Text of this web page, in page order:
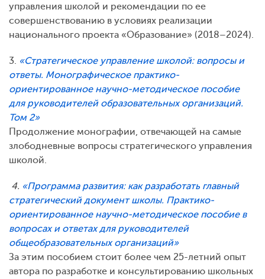
управления школой и рекомендации по ее
совершенствованию в условиях реализации
национального проекта «Образование» (2018–2024).
3. «Стратегическое управление школой: вопросы и
ответы. Монографическое практико-
ориентированное научно-методическое пособие
для руководителей образовательных организаций.
Том 2»
Продолжение монографии, отвечающей на самые
злободневные вопросы стратегического управления
школой.
4. «Программа развития: как разработать главный
стратегический документ школы. Практико-
ориентированное научно-методическое пособие в
вопросах и ответах для руководителей
общеобразовательных организаций»
За этим пособием стоит более чем 25-летний опыт
автора по разработке и консультированию школьных